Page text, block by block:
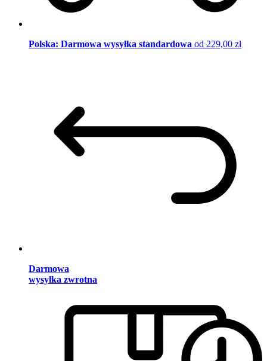
Polska: Darmowa wysyłka standardowa od 229,00 zł
Darmowa
wysyłka zwrotna